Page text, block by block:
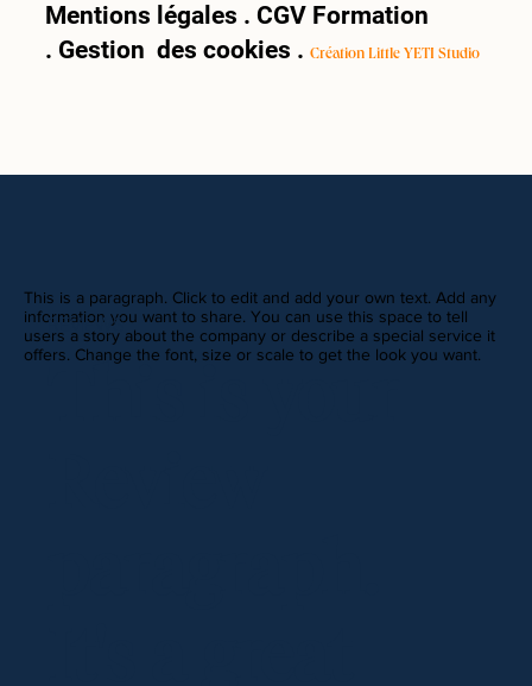
Mentions légales .CGV Formation
. Gestion des cookies .Création Little YETI Studio
This is a paragraph. Click to edit and add your own text. Add any
information you want to share. You can use this space to tell
users a story about the company or describe a special service it
offers. Change the font, size or scale to get the look you want.
REVIEWS